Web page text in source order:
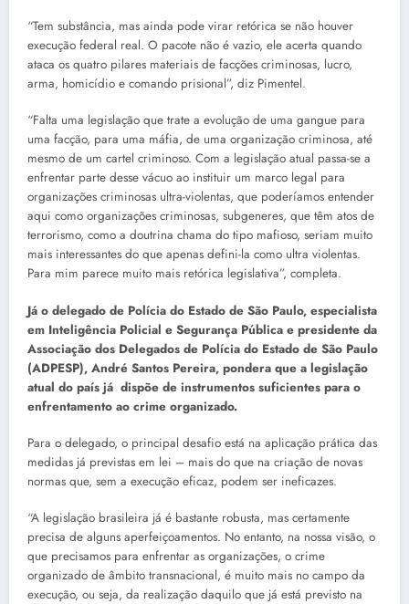
“Tem substância, mas ainda pode virar retórica se não houver
execução federal real. O pacote não é vazio, ele acerta quando
ataca os quatro pilares materiais de facções criminosas, lucro,
arma, homicídio e comando prisional”, diz Pimentel.
“Falta uma legislação que trate a evolução de uma gangue para
uma facção, para uma máfia, de uma organização criminosa, até
mesmo de um cartel criminoso. Com a legislação atual passa-se a
enfrentar parte desse vácuo ao instituir um marco legal para
organizações criminosas ultra-violentas, que poderíamos entender
aqui como organizações criminosas, subgeneres, que têm atos de
terrorismo, como a doutrina chama do tipo mafioso, seriam muito
mais interessantes do que apenas defini-la como ultra violentas.
Para mim parece muito mais retórica legislativa”, completa.
Já o delegado de Polícia do Estado de São Paulo, especialista
em Inteligência Policial e Segurança Pública e presidente da
Associação dos Delegados de Polícia do Estado de São Paulo
(ADPESP), André Santos Pereira, pondera que a legislação
atual do país já dispõe de instrumentos suficientes para o
enfrentamento ao crime organizado.
Para o delegado, o principal desafio está na aplicação prática das
medidas já previstas em lei – mais do que na criação de novas
normas que, sem a execução eficaz, podem ser ineficazes.
“A legislação brasileira já é bastante robusta, mas certamente
precisa de alguns aperfeiçoamentos. No entanto, na nossa visão, o
que precisamos para enfrentar as organizações, o crime
organizado de âmbito transnacional, é muito mais no campo da
execução, ou seja, da realização daquilo que já está previsto na